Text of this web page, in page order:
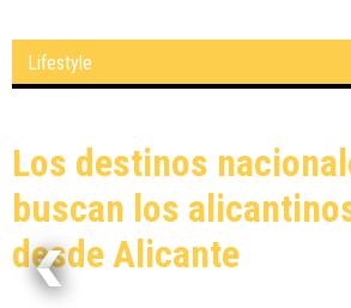
Alicante
Alicante aprueba el Plan
42.000 viviendas y más zonas